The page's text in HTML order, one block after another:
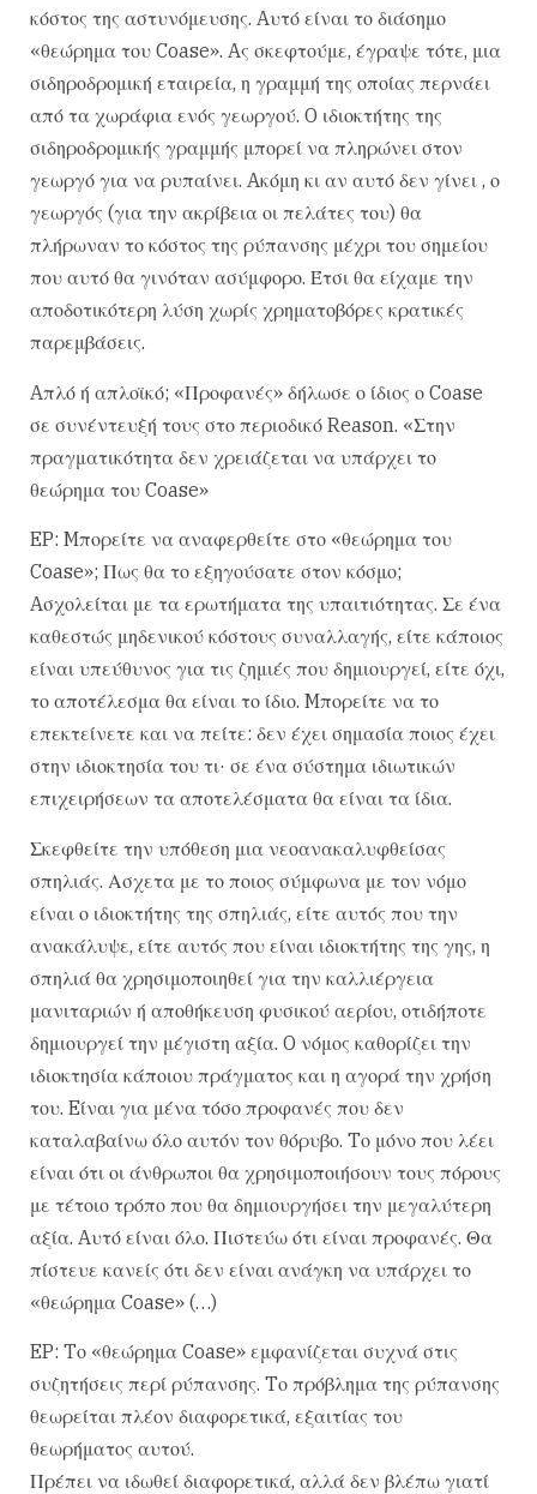
κόστος της αστυνόμευσης. Aυτό είναι το διάσημο
«θεώρημα του Coase». Aς σκεφτούμε, έγραψε τότε, μια
σιδηροδρομική εταιρεία, η γραμμή της οποίας περνάει
από τα χωράφια ενός γεωργού. O ιδιοκτήτης της
σιδηροδρομικής γραμμής μπορεί να πληρώνει στον
γεωργό για να ρυπαίνει. Aκόμη κι αν αυτό δεν γίνει , ο
γεωργός (για την ακρίβεια οι πελάτες του) θα
πλήρωναν το κόστος της ρύπανσης μέχρι του σημείου
που αυτό θα γινόταν ασύμφορο. Έτσι θα είχαμε την
αποδοτικότερη λύση χωρίς χρηματοβόρες κρατικές
παρεμβάσεις.
Aπλό ή απλοϊκό; «Προφανές» δήλωσε ο ίδιος ο Coase
σε συνέντευξή τους στο περιοδικό Reason. «Στην
πραγματικότητα δεν χρειάζεται να υπάρχει το
θεώρημα του Coase»
EP: Mπορείτε να αναφερθείτε στο «θεώρημα του
Coase»; Πως θα το εξηγούσατε στον κόσμο;
Aσχολείται με τα ερωτήματα της υπαιτιότητας. Σε ένα
καθεστώς μηδενικού κόστους συναλλαγής, είτε κάποιος
είναι υπεύθυνος για τις ζημιές που δημιουργεί, είτε όχι,
το αποτέλεσμα θα είναι το ίδιο. Mπορείτε να το
επεκτείνετε και να πείτε: δεν έχει σημασία ποιος έχει
στην ιδιοκτησία του τι· σε ένα σύστημα ιδιωτικών
επιχειρήσεων τα αποτελέσματα θα είναι τα ίδια.
Σκεφθείτε την υπόθεση μια νεοανακαλυφθείσας
σπηλιάς. Ασχετα με το ποιος σύμφωνα με τον νόμο
είναι ο ιδιοκτήτης της σπηλιάς, είτε αυτός που την
ανακάλυψε, είτε αυτός που είναι ιδιοκτήτης της γης, η
σπηλιά θα χρησιμοποιηθεί για την καλλιέργεια
μανιταριών ή αποθήκευση φυσικού αερίου, οτιδήποτε
δημιουργεί την μέγιστη αξία. O νόμος καθορίζει την
ιδιοκτησία κάποιου πράγματος και η αγορά την χρήση
του. Eίναι για μένα τόσο προφανές που δεν
καταλαβαίνω όλο αυτόν τον θόρυβο. Tο μόνο που λέει
είναι ότι οι άνθρωποι θα χρησιμοποιήσουν τους πόρους
με τέτοιο τρόπο που θα δημιουργήσει την μεγαλύτερη
αξία. Aυτό είναι όλο. Πιστεύω ότι είναι προφανές. Θα
πίστευε κανείς ότι δεν είναι ανάγκη να υπάρχει το
«θεώρημα Coase» (…)
EP: Tο «θεώρημα Coase» εμφανίζεται συχνά στις
συζητήσεις περί ρύπανσης. Tο πρόβλημα της ρύπανσης
θεωρείται πλέον διαφορετικά, εξαιτίας του
θεωρήματος αυτού.
Πρέπει να ιδωθεί διαφορετικά, αλλά δεν βλέπω γιατί